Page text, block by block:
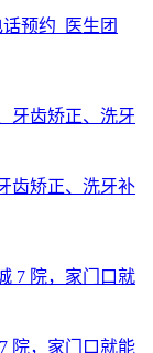
预约_医生团
齿矫正、洗牙补
院，家门口就能